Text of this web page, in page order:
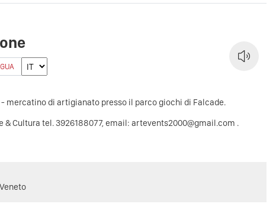
mercatino di artigianato presso il parco giochi di Falcade.
& Cultura tel. 3926188077, email: artevents2000@gmail.com .